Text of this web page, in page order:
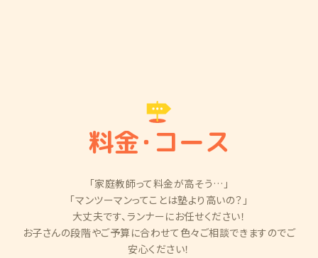
料金・コース
「家庭教師って料金が高そう…」
「マンツーマンってことは塾より高いの？」
大丈夫です、ランナーにお任せください！
お子さんの段階やご予算に合わせて色々ご相談できますのでご
安心ください！